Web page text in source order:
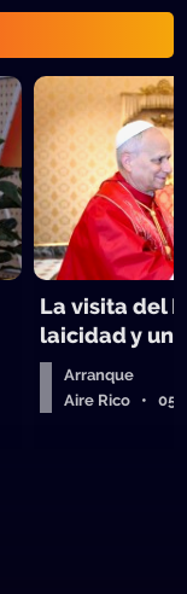
La visita del
laicidad y un
Arranque
Aire Rico •